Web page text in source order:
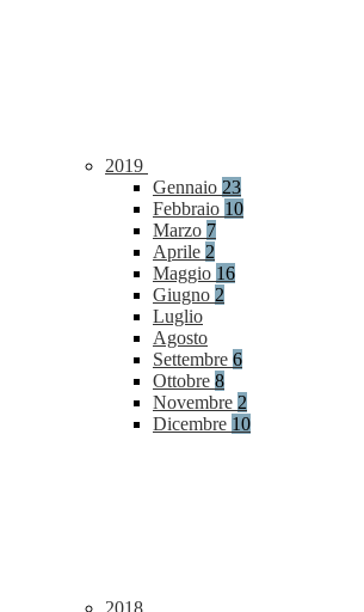
2019
Gennaio 23
Febbraio 10
Marzo 7
Aprile 2
Maggio 16
Giugno 2
Luglio
Agosto
Settembre 6
Ottobre 8
Novembre 2
Dicembre 10